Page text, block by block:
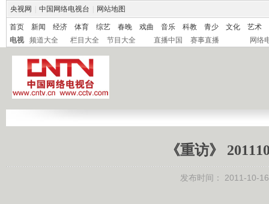
央视网 中国网络电视台 网站地图
首页 新闻 经济 体育 综艺 春晚 戏曲 音乐 科教 青少 文化
艺术
电视
频道大全 栏目大全 节目大全 直播中国 赛事直播 网络
《重访》
发布时间： 2011-10-